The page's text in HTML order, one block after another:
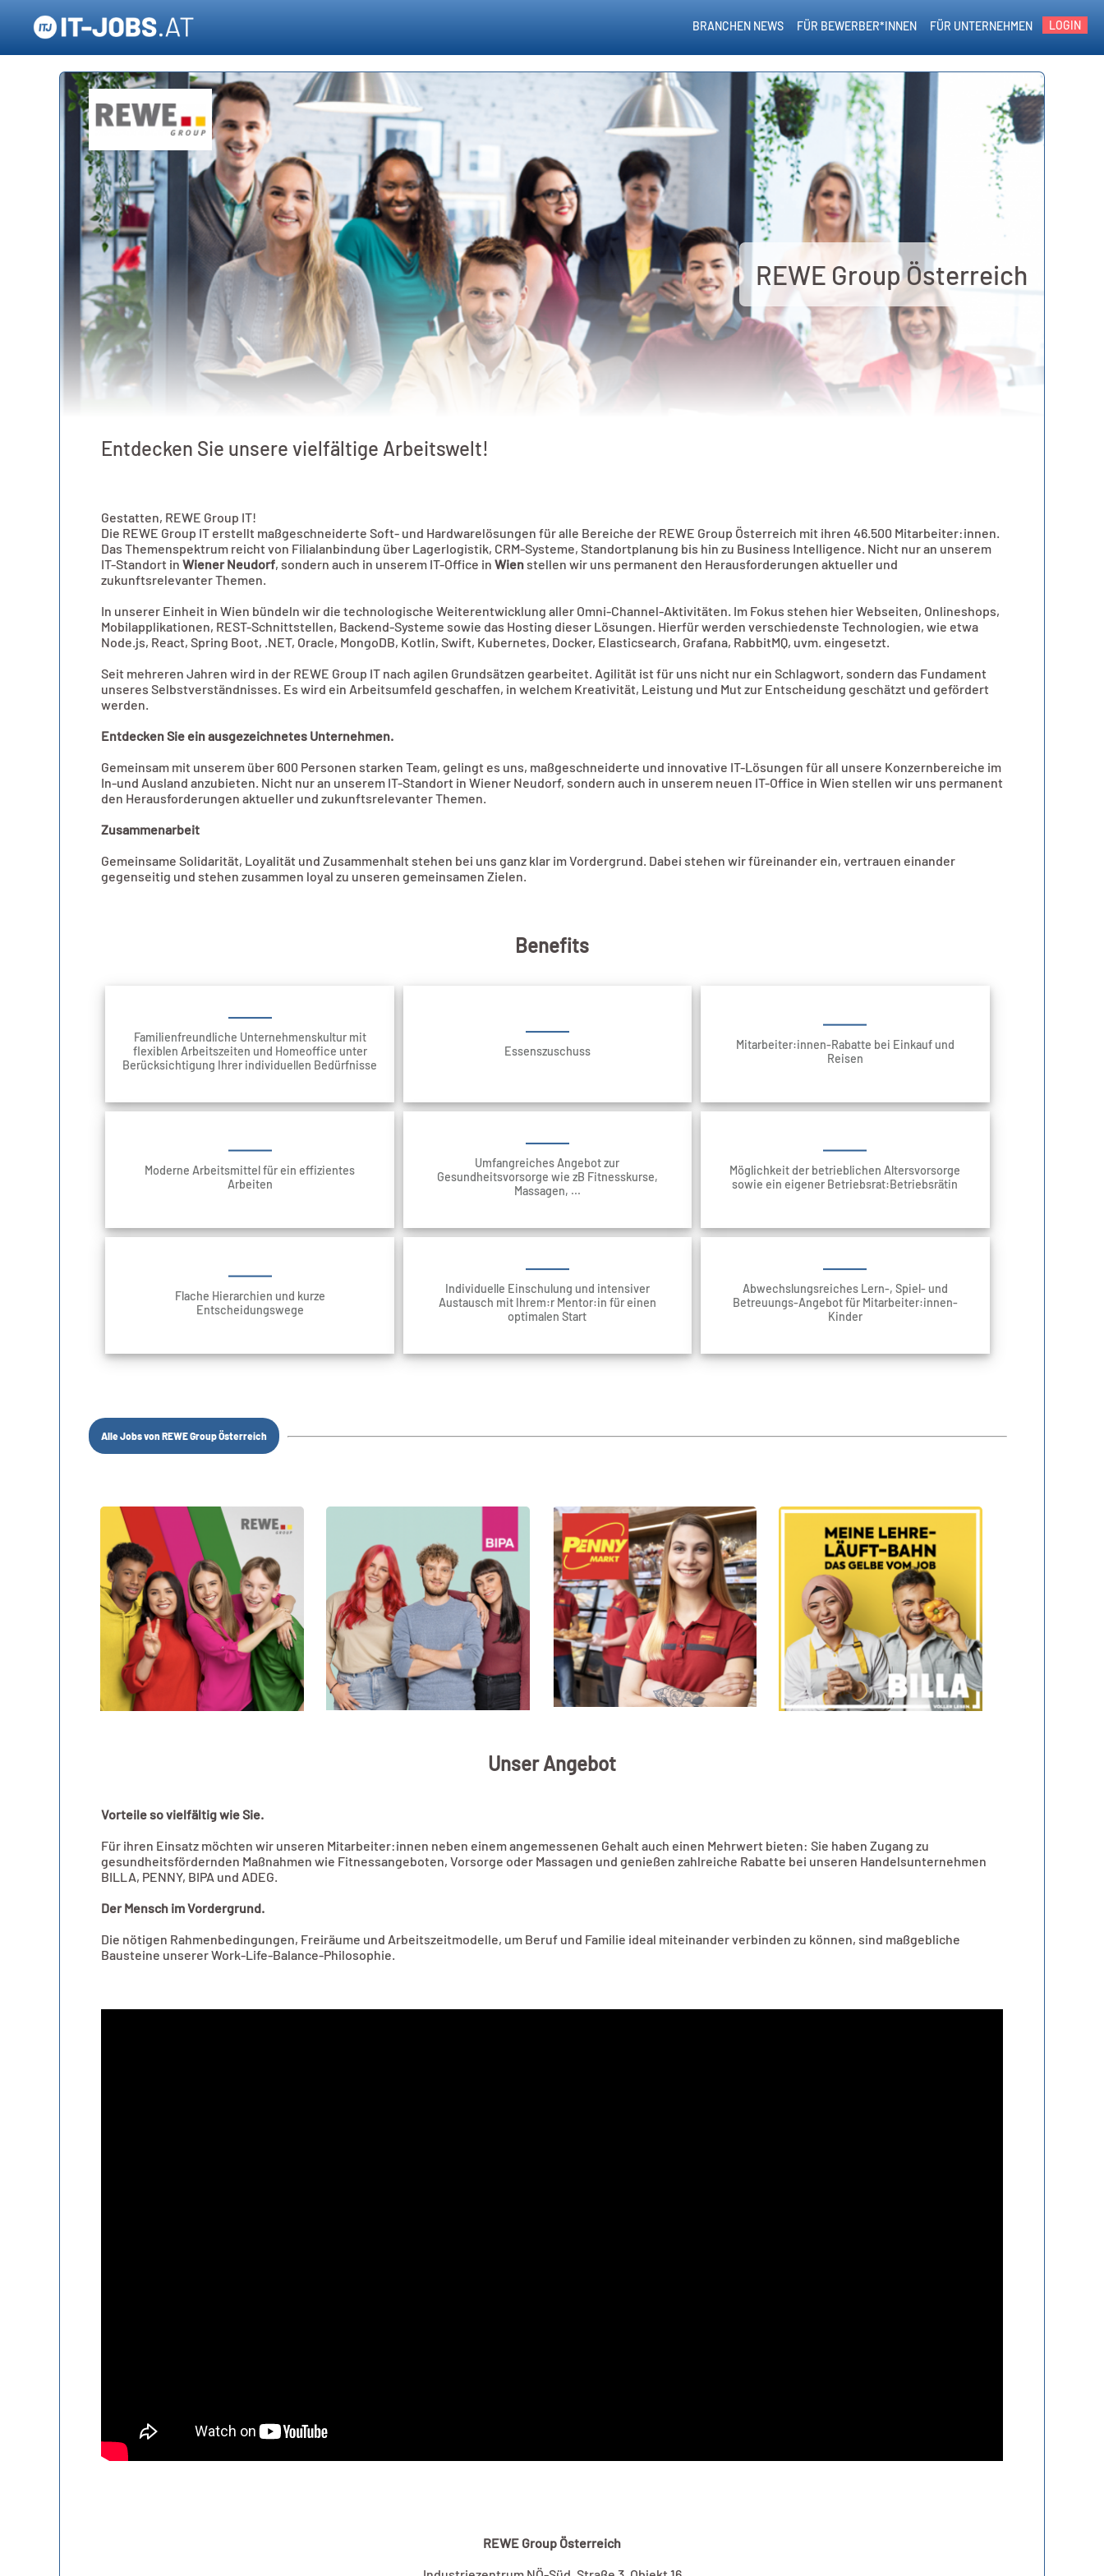
LOGIN
FÜR UNTERNEHMEN
FÜR BEWERBER*INNEN
BRANCHEN NEWS
REWE Group Österreich
Entdecken Sie unsere vielfältige Arbeitswelt!
Gestatten, REWE Group IT!
Die REWE Group IT erstellt maßgeschneiderte Soft- und Hardwarelösungen für alle Bereiche der REWE Group Österreich mit ihren 46.500 Mitarbeiter:innen.
Das Themenspektrum reicht von Filialanbindung über Lagerlogistik, CRM-Systeme, Standortplanung bis hin zu Business Intelligence. Nicht nur an unserem
IT-Standort in Wiener Neudorf, sondern auch in unserem IT-Office in Wien stellen wir uns permanent den Herausforderungen aktueller und
zukunftsrelevanter Themen.
In unserer Einheit in Wien bündeln wir die technologische Weiterentwicklung aller Omni-Channel-Aktivitäten. Im Fokus stehen hier Webseiten, Onlineshops,
Mobilapplikationen, REST-Schnittstellen, Backend-Systeme sowie das Hosting dieser Lösungen. Hierfür werden verschiedenste Technologien, wie etwa
Node.js, React, Spring Boot, .NET, Oracle, MongoDB, Kotlin, Swift, Kubernetes, Docker, Elasticsearch, Grafana, RabbitMQ, uvm. eingesetzt.
Seit mehreren Jahren wird in der REWE Group IT nach agilen Grundsätzen gearbeitet. Agilität ist für uns nicht nur ein Schlagwort, sondern das Fundament
unseres Selbstverständnisses. Es wird ein Arbeitsumfeld geschaffen, in welchem Kreativität, Leistung und Mut zur Entscheidung geschätzt und gefördert
werden.
Entdecken Sie ein ausgezeichnetes Unternehmen.
Gemeinsam mit unserem über 600 Personen starken Team, gelingt es uns, maßgeschneiderte und innovative IT-Lösungen für all unsere Konzernbereiche im
In-und Ausland anzubieten. Nicht nur an unserem IT-Standort in Wiener Neudorf, sondern auch in unserem neuen IT-Office in Wien stellen wir uns permanent
den Herausforderungen aktueller und zukunftsrelevanter Themen.
Zusammenarbeit
Gemeinsame Solidarität, Loyalität und Zusammenhalt stehen bei uns ganz klar im Vordergrund. Dabei stehen wir füreinander ein, vertrauen einander
gegenseitig und stehen zusammen loyal zu unseren gemeinsamen Zielen.
Benefits
Familienfreundliche Unternehmenskultur mit
flexiblen Arbeitszeiten und Homeoffice unter
Berücksichtigung Ihrer individuellen Bedürfnisse
Essenszuschuss
Mitarbeiter:innen-Rabatte bei Einkauf und
Reisen
Moderne Arbeitsmittel für ein effizientes
Arbeiten
Umfangreiches Angebot zur
Gesundheitsvorsorge wie zB Fitnesskurse,
Massagen, ...
Möglichkeit der betrieblichen Altersvorsorge
sowie ein eigener Betriebsrat:Betriebsrätin
Flache Hierarchien und kurze
Entscheidungswege
Individuelle Einschulung und intensiver
Austausch mit Ihrem:r Mentor:in für einen
optimalen Start
Abwechslungsreiches Lern-, Spiel- und
Betreuungs-Angebot für Mitarbeiter:innen-
Kinder
Alle Jobs von REWE Group Österreich
Unser Angebot
Vorteile so vielfältig wie Sie.
Für ihren Einsatz möchten wir unseren Mitarbeiter:innen neben einem angemessenen Gehalt auch einen Mehrwert bieten: Sie haben Zugang zu
gesundheitsfördernden Maßnahmen wie Fitnessangeboten, Vorsorge oder Massagen und genießen zahlreiche Rabatte bei unseren Handelsunternehmen
BILLA, PENNY, BIPA und ADEG.
Der Mensch im Vordergrund.
Die nötigen Rahmenbedingungen, Freiräume und Arbeitszeitmodelle, um Beruf und Familie ideal miteinander verbinden zu können, sind maßgebliche
Bausteine unserer Work-Life-Balance-Philosophie.
REWE Group Österreich